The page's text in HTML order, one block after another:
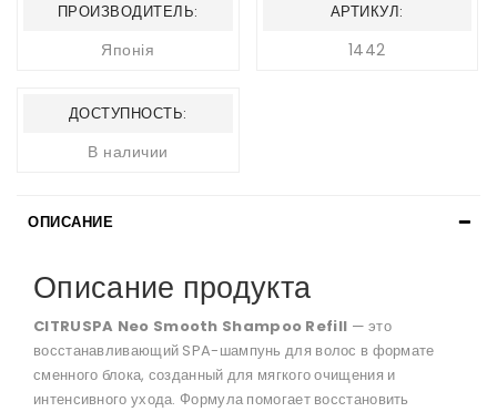
ПРОИЗВОДИТЕЛЬ:
Японія
АРТИКУЛ:
1442
ДОСТУПНОСТЬ:
В наличии
ОПИСАНИЕ
Описание продукта
CITRUSPA Neo Smooth Shampoo Refill — это
восстанавливающий SPA-шампунь для волос в формате
сменного блока, созданный для мягкого очищения и
интенсивного ухода. Формула помогает восстановить